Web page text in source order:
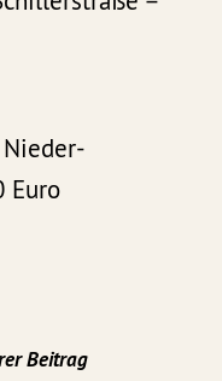
Euro
Beitrag